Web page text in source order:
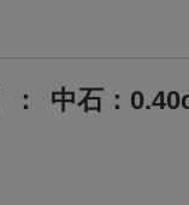
： 中石：